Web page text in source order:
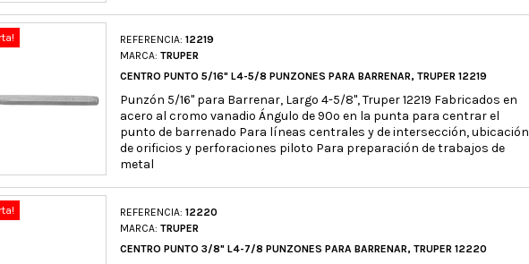
REFERENCIA: 12219
MARCA: TRUPER
CENTRO PUNTO 5/16" L4-5/8 PUNZONES PARA BARRENAR, TRUPER 12219
Punzón 5/16" para Barrenar, Largo 4-5/8", Truper 12219 Fabricados en
acero al cromo vanadio Ángulo de 90º en la punta para centrar el
punto de barrenado Para líneas centrales y de intersección, ubicación
de orificios y perforaciones piloto Para preparación de trabajos de
metal
REFERENCIA: 12220
MARCA: TRUPER
CENTRO PUNTO 3/8" L4-7/8 PUNZONES PARA BARRENAR, TRUPER 12220